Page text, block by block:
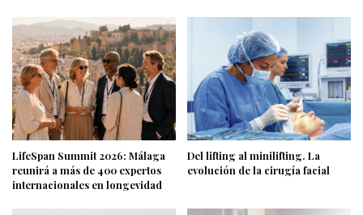
LifeSpan Summit 2026: Málaga
reunirá a más de 400 expertos
internacionales en longevidad
Del lifting al minilifting. La
evolución de la cirugía facial